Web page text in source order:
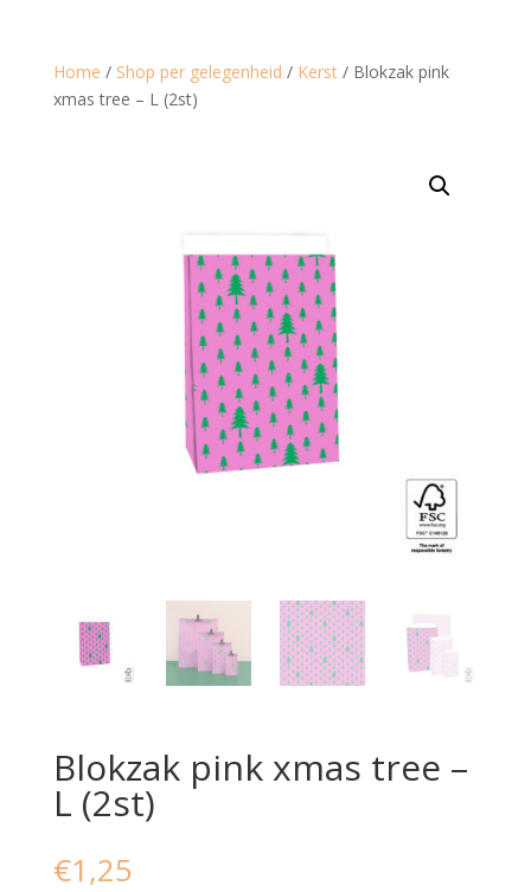
Home / Shop per gelegenheid / Kerst/ Blokzak pink
xmas tree – L (2st)
Blokzak pink xmas tree –
L (2st)
€1,25